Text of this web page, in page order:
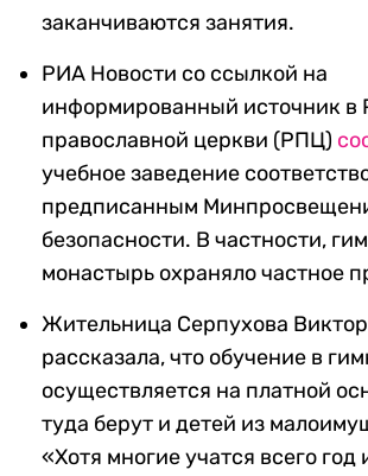
заканчиваются занятия.
РИА Новости со ссылкой на
информированный источник в
православной церкви (РПЦ)
учебное заведение
предписанным
безопасности. В частности,
монастырь охраняло частное
Жительница Серпухова
рассказала, что обучение в
осуществляется на платной
туда берут и детей из
«Хотя многие учатся всего год